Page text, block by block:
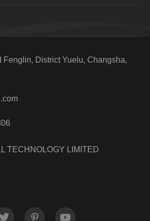
Fenglin, District Yuelu, Changsha,
TECHNOLOGY LIMITED
  